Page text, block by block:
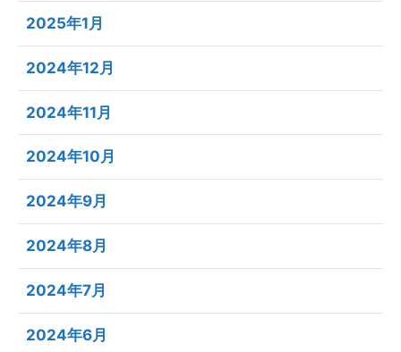
2025年1月
2024年12月
2024年11月
2024年10月
2024年9月
2024年8月
2024年7月
2024年6月